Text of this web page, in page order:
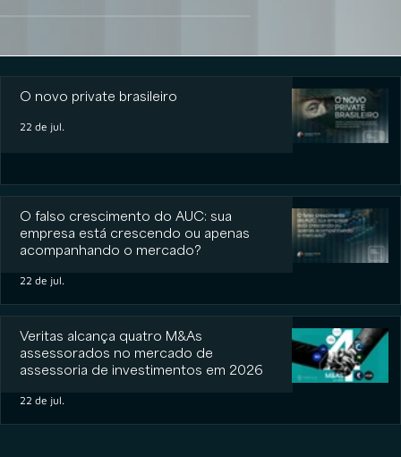
O novo private brasileiro
22 de jul.
O falso crescimento do AUC: sua
empresa está crescendo ou apenas
acompanhando o mercado?
22 de jul.
Veritas alcança quatro M&As
assessorados no mercado de
assessoria de investimentos em 2026
22 de jul.